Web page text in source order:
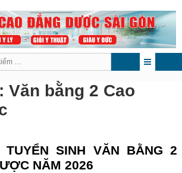
Văn bằng 2 Cao
TUYỂN SINH VĂN BẰNG 2
NĂM 2026